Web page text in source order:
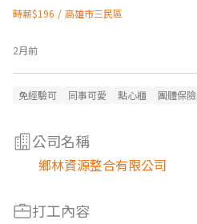
時薪$196 / 高雄市三民區
2月前
免經驗可 同事可愛 點心櫃 團體保險
公司名稱
鄉林資源整合有限公司
打工內容